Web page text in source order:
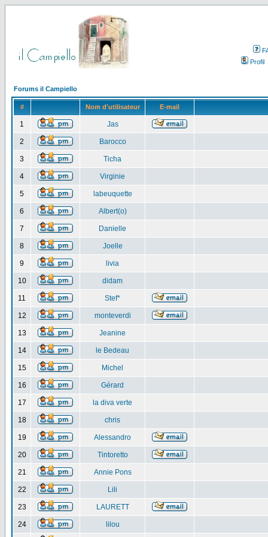
Profil
Forums il Campiello
# Nom d'utilisateur E-mail
1 Jas
2 Barocco
3 Ticha
4 Virginie
5 labeuquette
6 Albert(o)
7 Danielle
8 Joelle
9 livia
10 didam
11 Stef*
12 monteverdi
13 Jeanine
14 le Bedeau
15 Michel
16 Gérard
17 la diva verte
18 chris
19 Alessandro
20 Tintoretto
21 Annie Pons
22 Lili
23 LAURETT
24 lilou